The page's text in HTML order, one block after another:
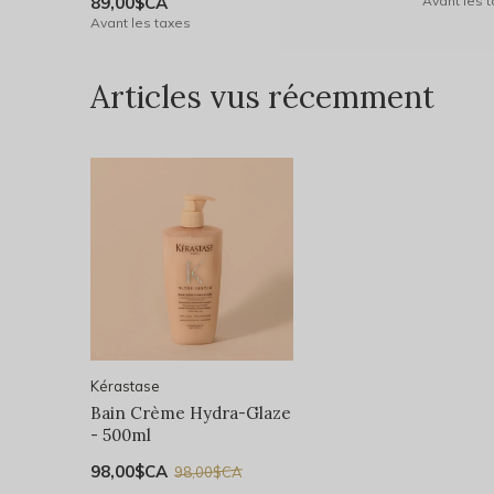
Avant les taxes
Articles vus récemment
Kérastase
Bain Crème Hydra-Glaze
- 500ml
98,00$CA 98,00$CA